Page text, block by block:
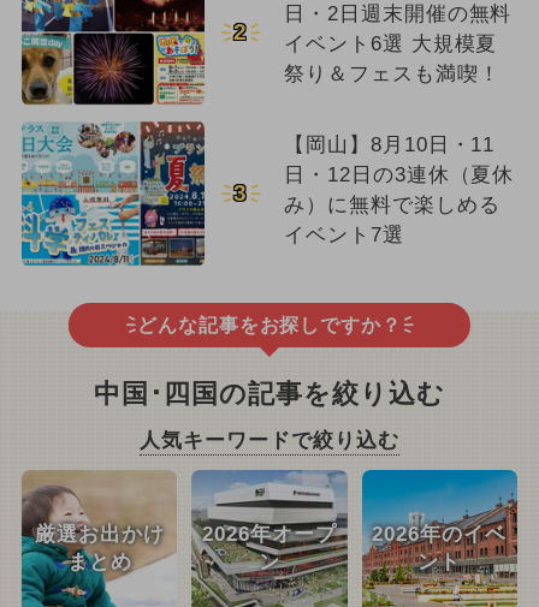
2
日・2日週末開催の無料
イベント6選 大規模夏
祭り＆フェスも満喫！
3
【岡山】8月10日・11
日・12日の3連休（夏休
み）に無料で楽しめる
イベント7選
どんな記事をお探しですか？
中国･四国の記事を絞り込む
人気キーワードで絞り込む
厳選お出かけ
まとめ
2026年オープ
ン
2026年のイベ
ント